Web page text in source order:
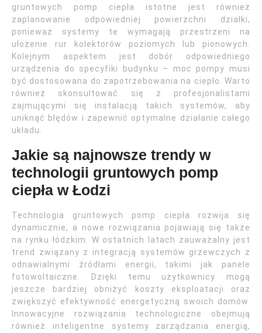
gruntowych pomp ciepła istotne jest również
zaplanowanie odpowiedniej powierzchni działki,
ponieważ systemy te wymagają przestrzeni na
ułożenie rur kolektorów poziomych lub pionowych.
Kolejnym aspektem jest dobór odpowiedniego
urządzenia do specyfiki budynku – moc pompy musi
być dostosowana do zapotrzebowania na ciepło. Warto
również skonsultować się z profesjonalistami
zajmującymi się instalacją takich systemów, aby
uniknąć błędów i zapewnić optymalne działanie całego
układu.
Jakie są najnowsze trendy w
technologii gruntowych pomp
ciepła w Łodzi
Technologia gruntowych pomp ciepła rozwija się
dynamicznie, a nowe rozwiązania pojawiają się także
na rynku łódzkim. W ostatnich latach zauważalny jest
trend związany z integracją systemów grzewczych z
odnawialnymi źródłami energii, takimi jak panele
fotowoltaiczne. Dzięki temu użytkownicy mogą
jeszcze bardziej obniżyć koszty eksploatacji oraz
zwiększyć efektywność energetyczną swoich domów.
Innowacyjne rozwiązania technologiczne obejmują
również inteligentne systemy zarządzania energią,